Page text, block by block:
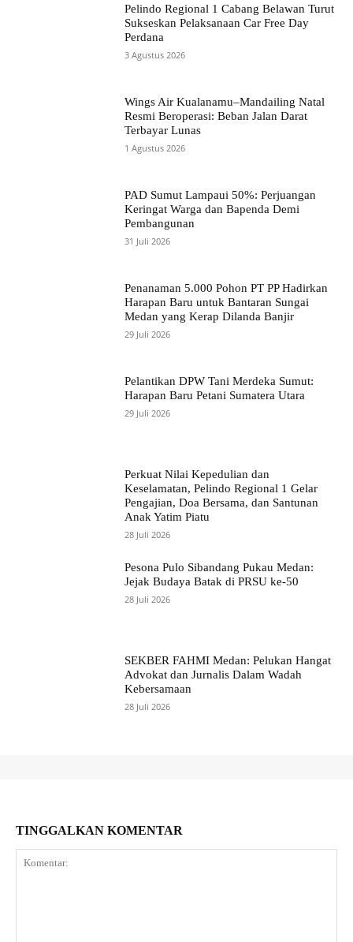
Pelindo Regional 1 Cabang Belawan Turut
Sukseskan Pelaksanaan Car Free Day
Perdana
3 Agustus 2026
Wings Air Kualanamu–Mandailing Natal
Resmi Beroperasi: Beban Jalan Darat
Terbayar Lunas
1 Agustus 2026
PAD Sumut Lampaui 50%: Perjuangan
Keringat Warga dan Bapenda Demi
Pembangunan
31 Juli 2026
Penanaman 5.000 Pohon PT PP Hadirkan
Harapan Baru untuk Bantaran Sungai
Medan yang Kerap Dilanda Banjir
29 Juli 2026
Pelantikan DPW Tani Merdeka Sumut:
Harapan Baru Petani Sumatera Utara
29 Juli 2026
Perkuat Nilai Kepedulian dan
Keselamatan, Pelindo Regional 1 Gelar
Pengajian, Doa Bersama, dan Santunan
Anak Yatim Piatu
28 Juli 2026
Pesona Pulo Sibandang Pukau Medan:
Jejak Budaya Batak di PRSU ke-50
28 Juli 2026
SEKBER FAHMI Medan: Pelukan Hangat
Advokat dan Jurnalis Dalam Wadah
Kebersamaan
28 Juli 2026
TINGGALKAN KOMENTAR